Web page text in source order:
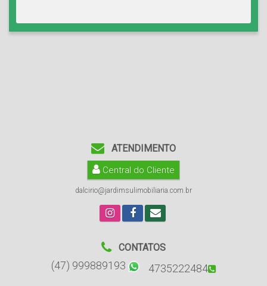
ATENDIMENTO
Central do Cliente
dalcirio@jardimsulimobiliaria.com.br
CONTATOS
(47) 999889193 4735222484